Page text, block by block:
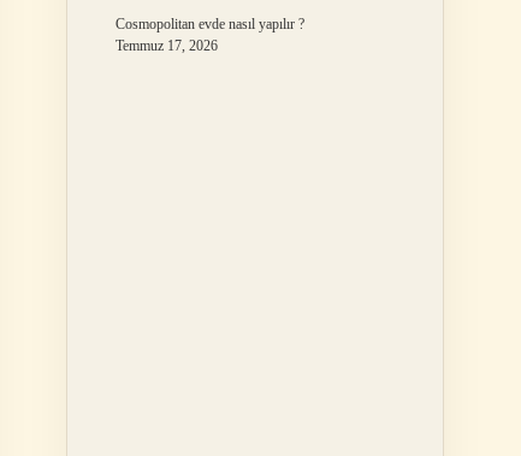
Cosmopolitan evde nasıl yapılır ?
Temmuz 17, 2026